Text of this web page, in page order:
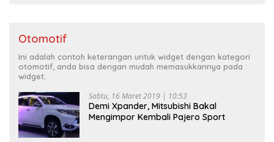
Otomotif
Ini adalah contoh keterangan untuk widget dengan kategori
otomotif, anda bisa dengan mudah memasukkannya pada
widget.
Sabtu, 16 Maret 2019 | 10:53
Demi Xpander, Mitsubishi Bakal
Mengimpor Kembali Pajero Sport